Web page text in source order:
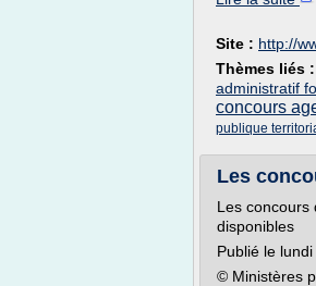
Site : http://
Thèmes liés :
administratif
concours
publique
Les
Les concours
disponibles
Publié le
© Ministères